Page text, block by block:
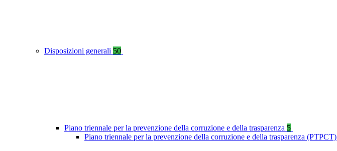
Disposizioni generali 50
Piano triennale per la prevenzione della corruzione e della trasparenza 5
Piano triennale per la prevenzione della corruzione e della trasparenza (PTPCT)